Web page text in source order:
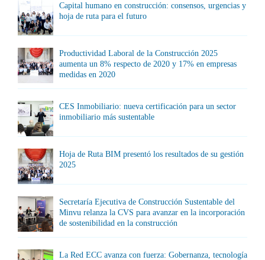
Capital humano en construcción: consensos, urgencias y
hoja de ruta para el futuro
Productividad Laboral de la Construcción 2025
aumenta un 8% respecto de 2020 y 17% en empresas
medidas en 2020
CES Inmobiliario: nueva certificación para un sector
inmobiliario más sustentable
Hoja de Ruta BIM presentó los resultados de su gestión
2025
Secretaría Ejecutiva de Construcción Sustentable del
Minvu relanza la CVS para avanzar en la incorporación
de sostenibilidad en la construcción
La Red ECC avanza con fuerza: Gobernanza, tecnología